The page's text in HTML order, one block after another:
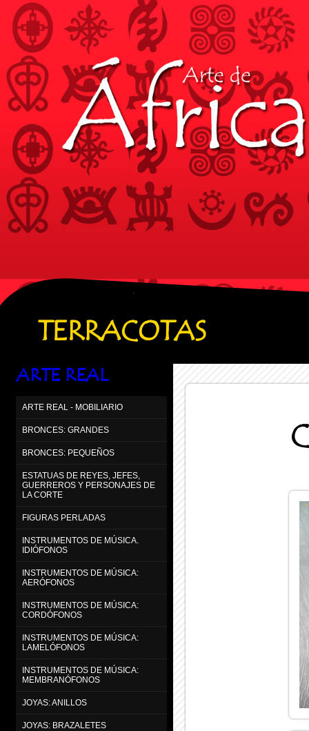
TERRACOTAS
ARTE REAL
ARTE REAL - MOBILIARIO
BRONCES: GRANDES
BRONCES: PEQUEÑOS
ESTATUAS DE REYES, JEFES,
GUERREROS Y PERSONAJES DE
LA CORTE
FIGURAS PERLADAS
INSTRUMENTOS DE MÚSICA.
IDIÓFONOS
INSTRUMENTOS DE MÚSICA:
AERÓFONOS
INSTRUMENTOS DE MÚSICA:
CORDÓFONOS
INSTRUMENTOS DE MÚSICA:
LAMELÓFONOS
INSTRUMENTOS DE MÚSICA:
MEMBRANÓFONOS
JOYAS: ANILLOS
JOYAS: BRAZALETES